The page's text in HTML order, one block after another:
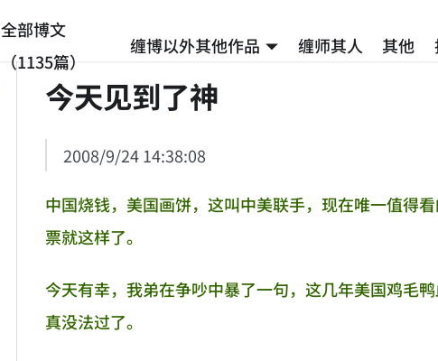
全部博文
（1135篇）
缠博以外其他作品 缠师其人 其他
今天见到了神
2008/9/24 14:38:08
中国烧钱，美国画饼，这叫中美联手，现在唯一值得
票就这样了。
今天有幸，我弟在争吵中暴了一句，这几年美国鸡毛
真没法过了。